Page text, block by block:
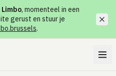
, momenteel in een
gerust en stuur je
.